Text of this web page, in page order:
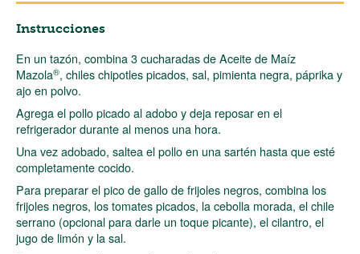
Instrucciones
En un tazón, combina 3 cucharadas de Aceite de Maíz
Mazola®, chiles chipotles picados, sal, pimienta negra, páprika y
ajo en polvo.
Agrega el pollo picado al adobo y deja reposar en el
refrigerador durante al menos una hora.
Una vez adobado, saltea el pollo en una sartén hasta que esté
completamente cocido.
Para preparar el pico de gallo de frijoles negros, combina los
frijoles negros, los tomates picados, la cebolla morada, el chile
serrano (opcional para darle un toque picante), el cilantro, el
jugo de limón y la sal.